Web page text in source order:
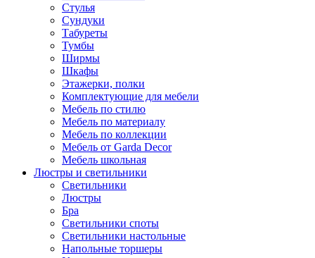
Стулья
Сундуки
Табуреты
Тумбы
Ширмы
Шкафы
Этажерки, полки
Комплектующие для мебели
Мебель по стилю
Мебель по материалу
Мебель по коллекции
Мебель от Garda Decor
Мебель школьная
Люстры и светильники
Светильники
Люстры
Бра
Светильники споты
Светильники настольные
Напольные торшеры